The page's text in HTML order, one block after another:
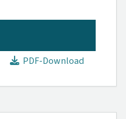
PDF-Download